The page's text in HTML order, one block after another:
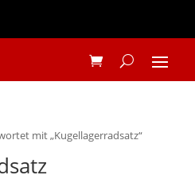
mit „Kugellagerradsatz“